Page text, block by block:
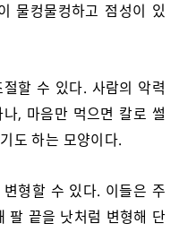
물컹물컹하고 점성이 있
할 수 있다. 사람의 악력
, 마음만 먹으면 칼로 썰
도 하는 모양이다.
형할 수 있다. 이들은 주
팔 끝을 낫처럼 변형해 단